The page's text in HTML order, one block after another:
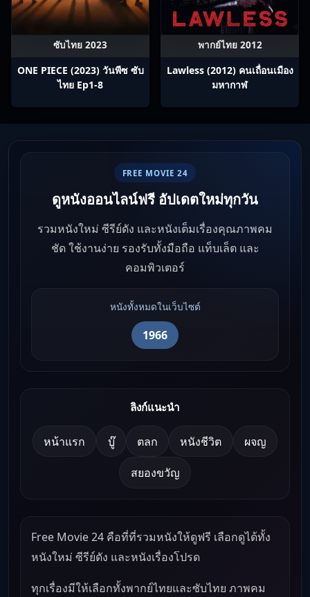
ซับไทย 2023
ONE PIECE (2023) วันพีซ ซับ
ไทย Ep1-8
พากย์ไทย 2012
Lawless (2012) คนเถื่อนเมือง
มหากาฬ
FREE MOVIE 24
ดูหนังออนไลน์ฟรี อัปเดตใหม่ทุกวัน
รวมหนังใหม่ ซีรีย์ดัง และหนังเต็มเรื่องคุณภาพคม
ชัด ใช้งานง่าย รองรับทั้งมือถือ แท็บเล็ต และ
คอมพิวเตอร์
หนังทั้งหมดในเว็บไซต์
1966
ลิงก์แนะนำ
หน้าแรก บู๊ ตลก หนังชีวิต ผจญ
สยองขวัญ
Free Movie 24 คือที่ที่รวมหนังให้ดูฟรี เลือกดูได้ทั้ง
หนังใหม่ ซีรีย์ดัง และหนังเรื่องโปรด
ทุกเรื่องมีให้เลือกทั้งพากย์ไทยและซับไทย ภาพคม